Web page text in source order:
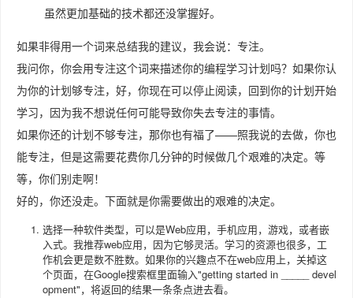
虽然更加基础的技术都还没掌握好。
如果非得用一个词来总结我的建议，我会说：专注。
我问你，你会用专注这个词来描述你的编程学习计划吗？如果你认
为你的计划够专注，好，你现在可以停止阅读，回到你的计划开始
学习，因为我不想说任何可能导致你失去专注的事情。
如果你还的计划不够专注，那你也有福了——照我说的去做，你也
能专注，但是这需要花费你几分钟的时候做几个艰难的决定。等
等，你们别走啊！
好的，你还没走。下面就是你需要做出的艰难的决定。
选择一种软件类型，可以是Web应用，手机应用，游戏，或者嵌
入式。我推荐web应用，因为它够灵活。学习的资源也很多，工
作机会更是数不胜数。如果你的兴趣点不在web应用上，关掉这
个页面，在Google搜索框里面输入"getting started in _____ devel
opment"，将返回的结果一条条点进去看。